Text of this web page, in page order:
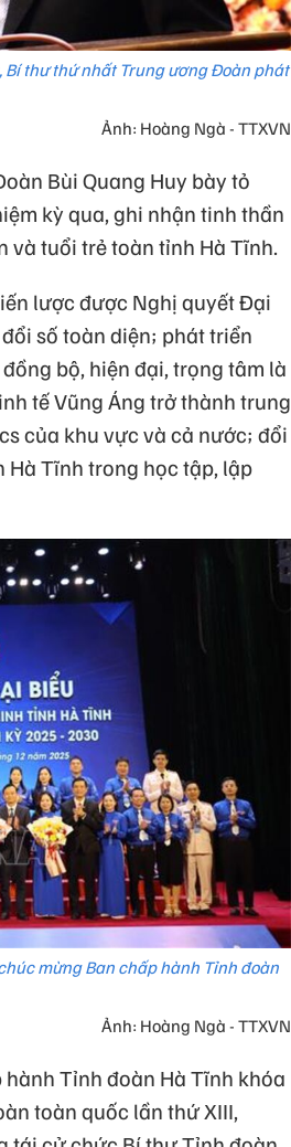
Bí thư thứ nhất Trung ương Đoàn phát
Ảnh: Hoàng Ngà - TTXVN
Bùi Quang Huy bày tỏ
kỳ qua, ghi nhận tinh thần
và tuổi trẻ toàn tỉnh Hà Tĩnh.
lược được Nghị quyết Đại
số toàn diện; phát triển
bộ, hiện đại, trọng tâm là
tế Vũng Áng trở thành trung
của khu vực và cả nước; đổi
Tĩnh trong học tập, lập
mừng Ban chấp hành Tỉnh đoàn
Ảnh: Hoàng Ngà - TTXVN
Tỉnh đoàn Hà Tĩnh khóa
toàn quốc lần thứ XIII,